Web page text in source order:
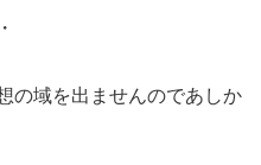
の域を出ませんのであしか